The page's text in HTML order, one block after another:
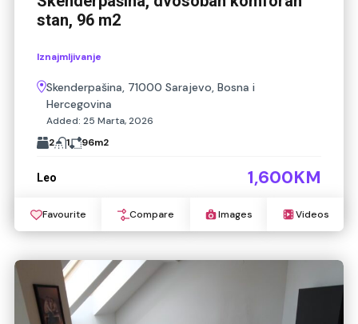
stan, 96 m2
Iznajmljivanje
Skenderpašina, 71000 Sarajevo, Bosna i
Hercegovina
Added: 25 Marta, 2026
2
1 96m2
Leo 1,600KM
Favourite Compare Images Videos